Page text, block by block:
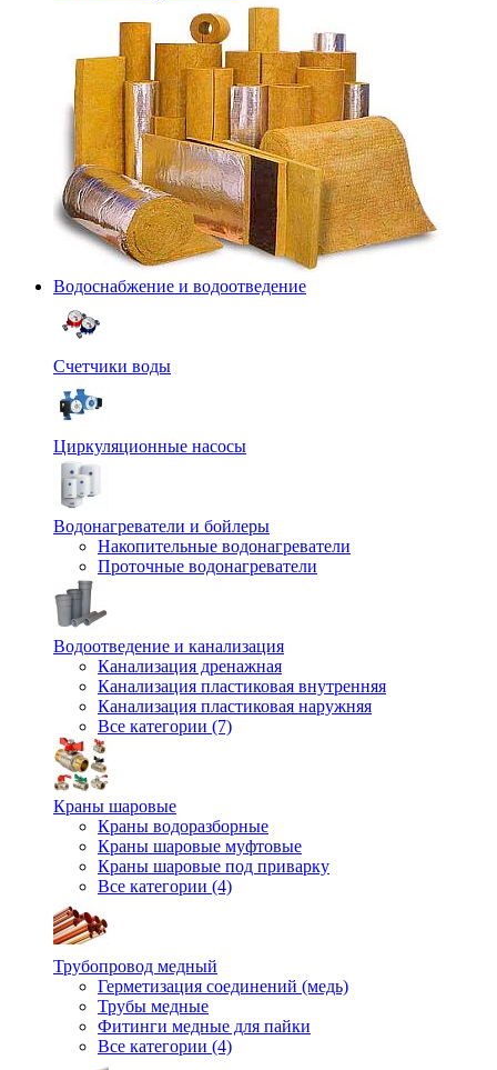
Водоснабжение и водоотведение
Счетчики воды
Циркуляционные насосы
Водонагреватели и бойлеры
Накопительные водонагреватели
Проточные водонагреватели
Водоотведение и канализация
Канализация дренажная
Канализация пластиковая внутренняя
Канализация пластиковая наружняя
Все категории (7)
Краны шаровые
Краны водоразборные
Краны шаровые муфтовые
Краны шаровые под приварку
Все категории (4)
Трубопровод медный
Герметизация соединений (медь)
Трубы медные
Фитинги медные для пайки
Все категории (4)